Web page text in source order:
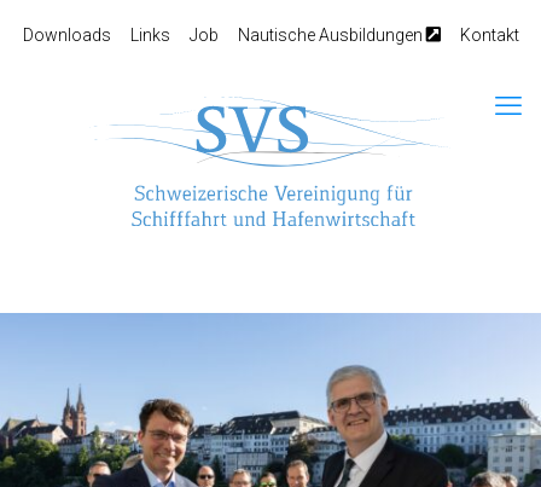
Downloads Links Job Nautische Ausbildungen Kontakt